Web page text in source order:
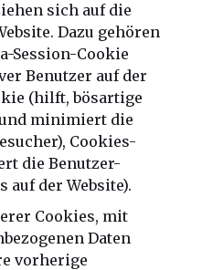
sich auf die
Dazu gehören
Session-Cookie
Benutzer auf der
(hilft, bösartige
minimiert die
Cookies-
die Benutzer-
auf der Website).
Cookies, mit
Daten
vorherige